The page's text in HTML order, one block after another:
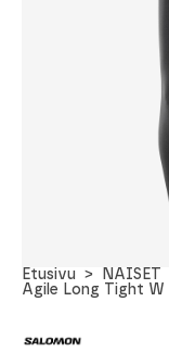
Etusivu NAISET
Agile Long Tight W